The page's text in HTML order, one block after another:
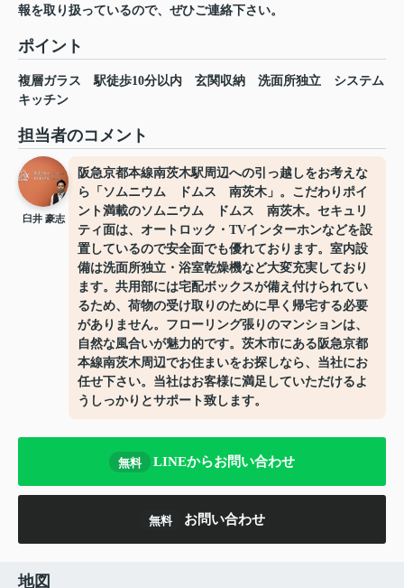
報を取り扱っているので、ぜひご連絡下さい。
ポイント
複層ガラス 駅徒歩10分以内 玄関収納 洗面所独立
システム
キッチン
担当者のコメント
臼井 豪志
阪急京都本線南茨木駅周辺への引っ越しをお考えな
ら「ソムニウム ドムス 南茨木」。こだわりポイ
ント満載のソムニウム ドムス 南茨木。セキュリ
ティ面は、オートロック・TVインターホンなどを設
置しているので安全面でも優れております。室内設
備は洗面所独立・浴室乾燥機など大変充実しており
ます。共用部には宅配ボックスが備え付けられてい
るため、荷物の受け取りのために早く帰宅する必要
がありません。フローリング張りのマンションは、
自然な風合いが魅力的です。茨木市にある阪急京都
本線南茨木周辺でお住まいをお探しなら、当社にお
任せ下さい。当社はお客様に満足していただけるよ
うしっかりとサポート致します。
無料 LINEからお問い合わせ
無料 お問い合わせ
地図